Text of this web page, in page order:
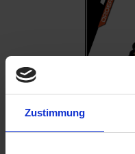
Zustimmung
498,00 €